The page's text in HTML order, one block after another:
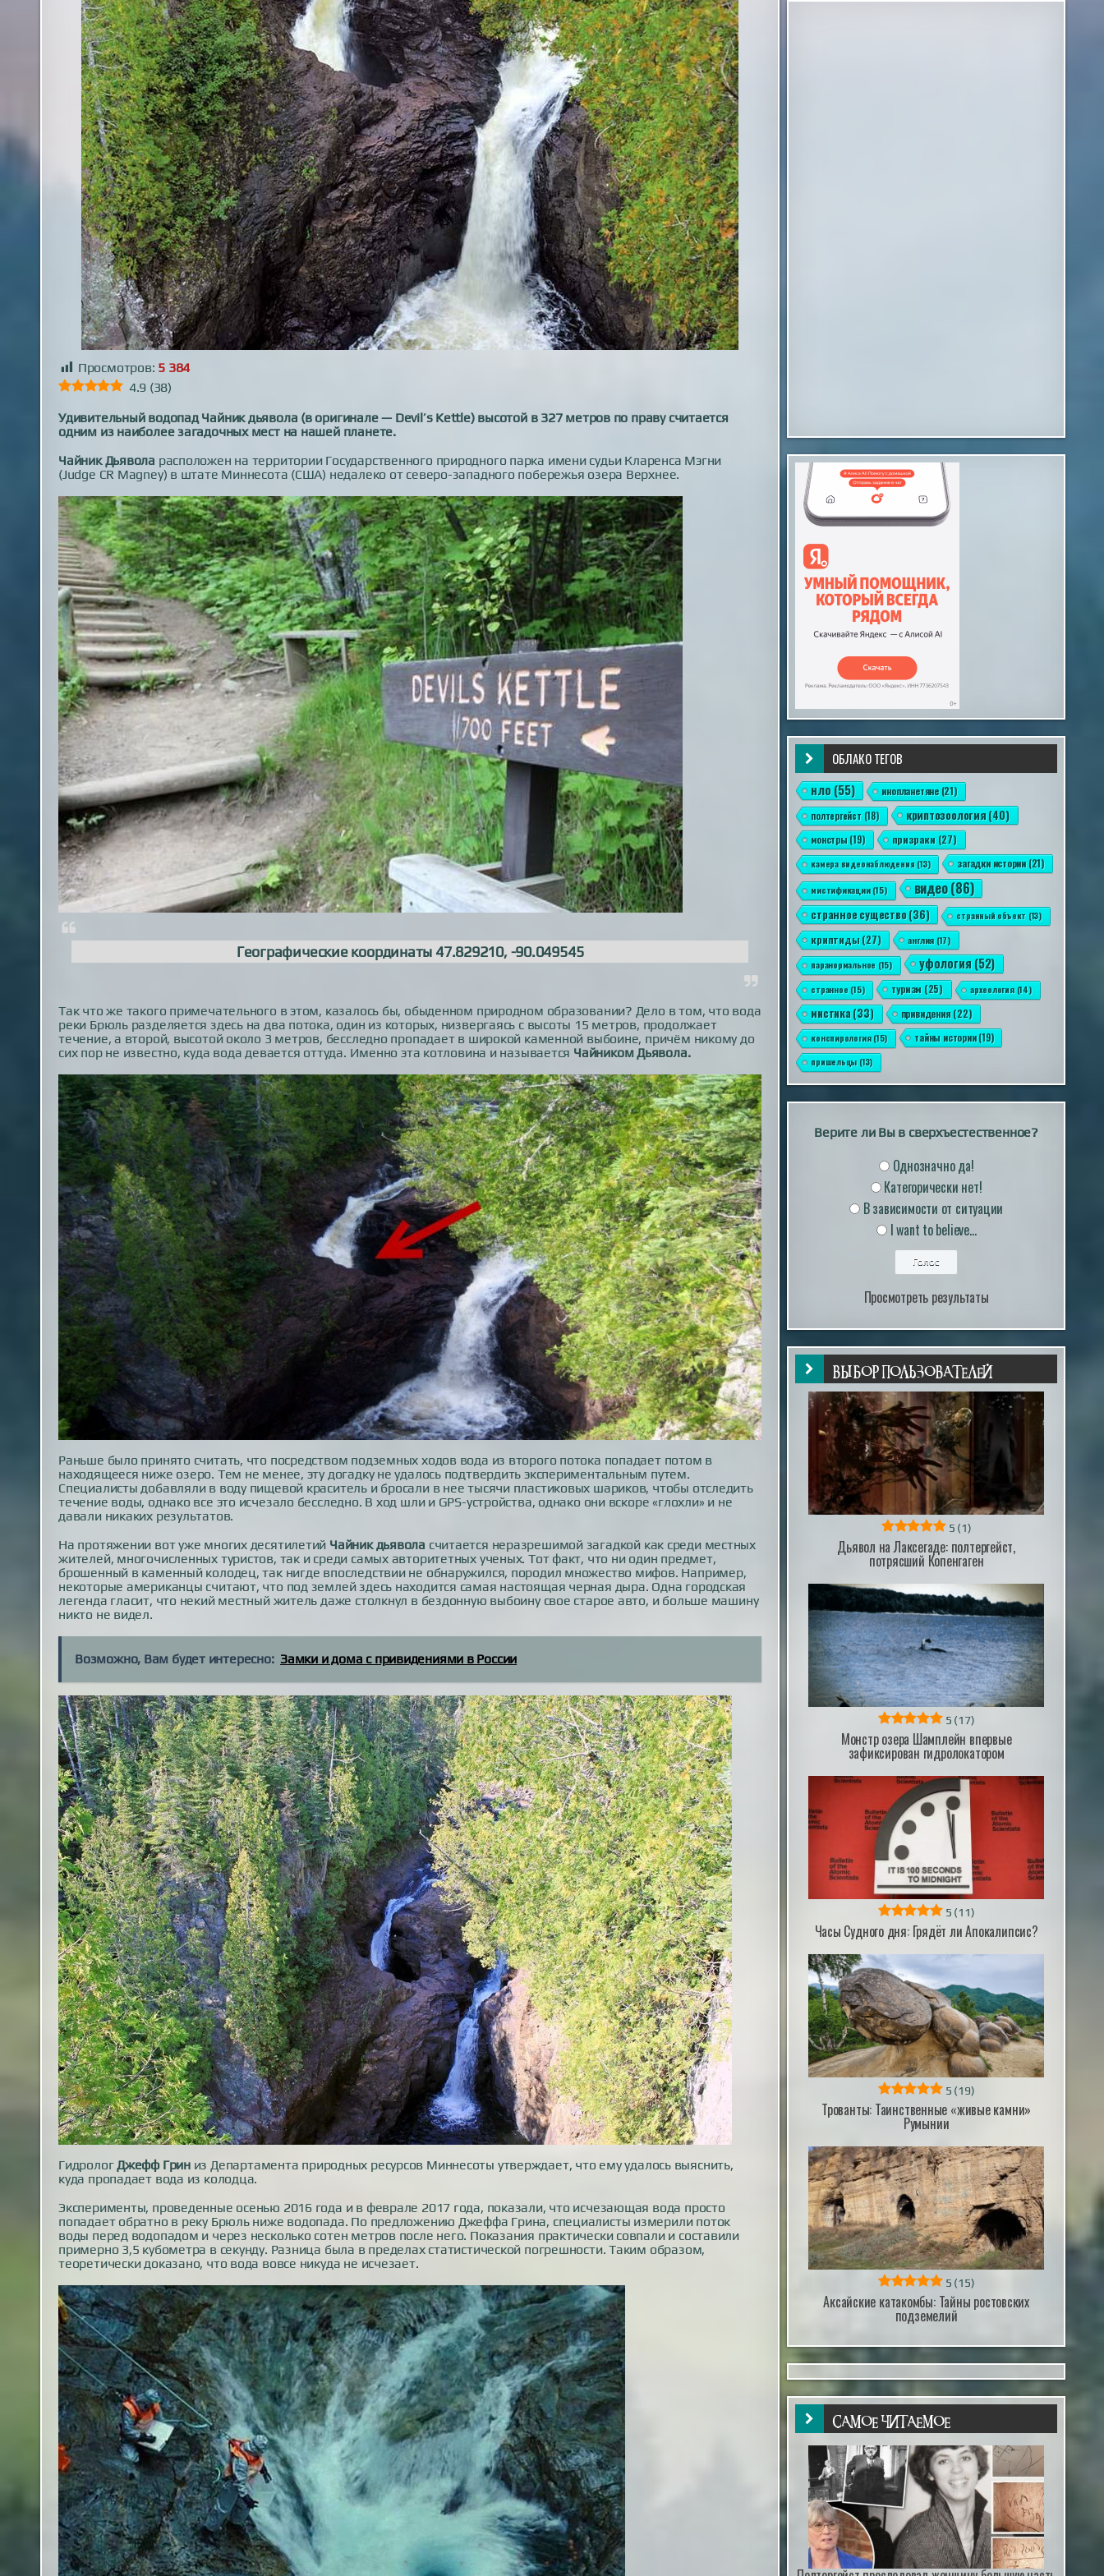
Просмотров: 5 384
4.9 (38)
Удивительный водопад Чайник дьявола (в оригинале — Devil’s Kettle) высотой в 327 метров по праву считается
одним из наиболее загадочных мест на нашей планете.
Чайник Дьявола расположен на территории Государственного природного парка имени судьи Кларенса Мэгни
(Judge CR Magney) в штате Миннесота (США) недалеко от северо-западного побережья озера Верхнее.
Географические координаты 47.829210, -90.049545
Так что же такого примечательного в этом, казалось бы, обыденном природном образовании? Дело в том, что вода
реки Брюль разделяется здесь на два потока, один из которых, низвергаясь с высоты 15 метров, продолжает
течение, а второй, высотой около 3 метров, бесследно пропадает в широкой каменной выбоине, причём никому до
сих пор не известно, куда вода девается оттуда. Именно эта котловина и называется Чайником Дьявола.
Раньше было принято считать, что посредством подземных ходов вода из второго потока попадает потом в
находящееся ниже озеро. Тем не менее, эту догадку не удалось подтвердить экспериментальным путем.
Специалисты добавляли в воду пищевой краситель и бросали в нее тысячи пластиковых шариков, чтобы отследить
течение воды, однако все это исчезало бесследно. В ход шли и GPS-устройства, однако они вскоре «глохли» и не
давали никаких результатов.
На протяжении вот уже многих десятилетий Чайник дьявола считается неразрешимой загадкой как среди местных
жителей, многочисленных туристов, так и среди самых авторитетных ученых. Тот факт, что ни один предмет,
брошенный в каменный колодец, так нигде впоследствии не обнаружился, породил множество мифов. Например,
некоторые американцы считают, что под землей здесь находится самая настоящая черная дыра. Одна городская
легенда гласит, что некий местный житель даже столкнул в бездонную выбоину свое старое авто, и больше машину
никто не видел.
Возможно, Вам будет интересно: Замки и дома с привидениями в России
ГидрологДжефф Гриниз Департамента природных ресурсов Миннесоты утверждает, что ему удалось выяснить,
куда пропадает вода из колодца.
Эксперименты, проведенные осенью 2016 года и в феврале 2017 года, показали, что исчезающая вода просто
попадает обратно в реку Брюль ниже водопада. По предложению Джеффа Грина, специалисты измерили поток
воды перед водопадом и через несколько сотен метров после него. Показания практически совпали и составили
примерно 3,5 кубометра в секунду. Разница была в пределах статистической погрешности. Таким образом,
теоретически доказано, что вода вовсе никуда не исчезает.
ОБЛАКО ТЕГОВ
нло(55) инопланетяне(21)
полтергейст(18) криптозоология(40)
монстры(19) призраки(27)
камера видеонаблюдения(13) загадки истории(21)
мистификации(15) видео(86)
странное существо(36) странный объект (13)
криптиды(27) англия(17)
паранормальное (15) уфология(52)
странное(15) туризм (25) археология(14)
мистика(33) привидения(22)
конспирология(15) тайны истории(19)
пришельцы(13)
Верите ли Вы в сверхъестественное?
Однозначно да!
Категорически нет!
В зависимости от ситуации
I want to believe...
Просмотреть результаты
ВЫБОР ПОЛЬЗОВАТЕЛЕЙ
5 (1)
Дьявол на Лаксегаде: полтергейст,
потрясший Копенгаген
5 (17)
Монстр озера Шамплейн впервые
зафиксирован гидролокатором
5 (11)
Часы Судного дня: Грядёт ли Апокалипсис?
5 (19)
Трованты: Таинственные «живые камни»
Румынии
5 (15)
Аксайские катакомбы: Тайны ростовских
подземелий
САМОЕ ЧИТАЕМОЕ